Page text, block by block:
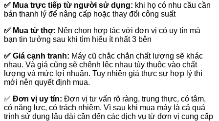
✅ Mua trực tiếp từ người sử dụng: khi họ có nhu cầu cần
bán thanh lý để nâng cấp hoặc thay đổi công suất
✅ Mua từ thợ: Nên chọn hợp tác với đơn vị có uy tín mà
bạn tin tưởng sau khi tìm hiểu ít nhất 3 bên
✅ Giá cạnh tranh: Máy cũ chắc chắn chất lượng sẽ khác
nhau. Và giá cũng sẽ chênh lệc nhau tùy thuộc vào chất
lượng và mức lợi nhuận. Tuy nhiên giá thực sự hợp lý thì
mới nên quyết định mua.
✅ Đơn vị uy tín: Đơn vị tư vấn rõ ràng, trung thực, có tâm,
có năng lực, có trách nhiệm. Vì sau khi mua máy là cả quá
trình sử dụng lâu dài cần đến các dịch vụ từ đơn vị cung cấp